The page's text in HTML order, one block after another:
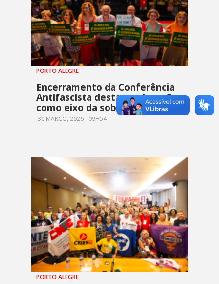
PORTO ALEGRE
Encerramento da Conferência
Antifascista destaca educação
como eixo da soberania
30 MARÇO, 2026 - 09H54
PORTO ALEGRE